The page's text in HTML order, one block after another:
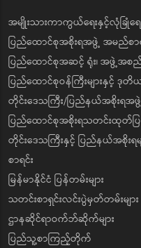
အမျိုးသားကာကွယ်ရေးနှင့်လုံခြုံရ
ပြည်ထောင်စုအစိုးရအဖွဲ့ အမည်စာ
ပြည်ထောင်စုအဆင့် ရုံး၊ အဖွဲ့အစည်း
ပြည်ထောင်စုဝန်ကြီးများနှင့် ဒုတိယ
တိုင်းဒေသကြီး/ပြည်နယ်အစိုးရအ
ပြည်ထောင်စုအစိုးရသတင်းထုတ်ပ
တိုင်းဒေသကြီးနှင့် ပြည်နယ်အစိုးရမ
စာရင်း
မြန်မာနိုင်ငံ ပြန်တမ်းများ
သတင်းစာရှင်းလင်းပွဲမှတ်တမ်းများ
ဌာနဆိုင်ရာဝက်ဘ်ဆိုက်များ
ပြည်သူ့စာကြည့်တိုက်